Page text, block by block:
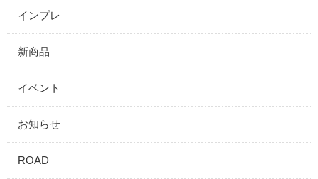
インプレ
新商品
イベント
お知らせ
ROAD